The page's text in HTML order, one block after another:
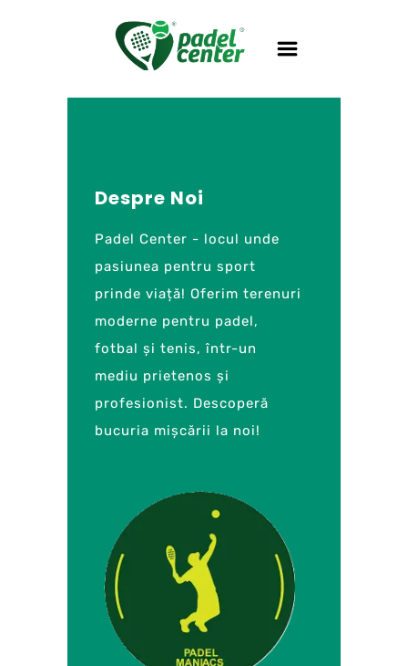
Despre Noi
Padel Center - locul unde
pasiunea pentru sport
prinde viață! Oferim terenuri
moderne pentru padel,
fotbal și tenis, într-un
mediu prietenos și
profesionist. Descoperă
bucuria mișcării la noi!